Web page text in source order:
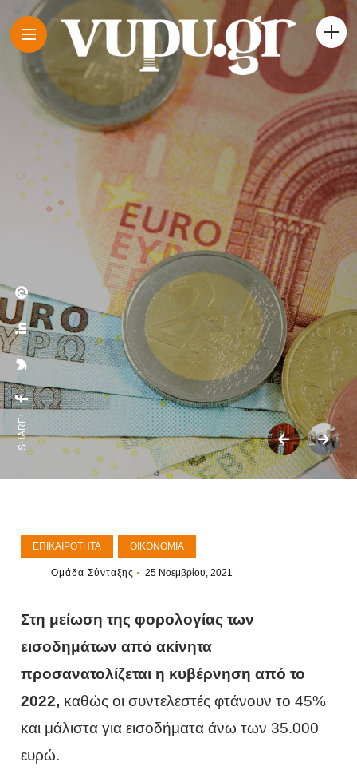
SHARE:
ΕΠΙΚΑΙΡΌΤΗΤΑ ΟΙΚΟΝΟΜΊΑ
Ομάδα Σύνταξης 25 Νοεμβρίου, 2021
Στη μείωση της φορολογίας των
εισοδημάτων από ακίνητα
προσανατολίζεται η κυβέρνηση από το
2022, καθώς οι συντελεστές φτάνουν το 45%
και μάλιστα για εισοδήματα άνω των 35.000
ευρώ.